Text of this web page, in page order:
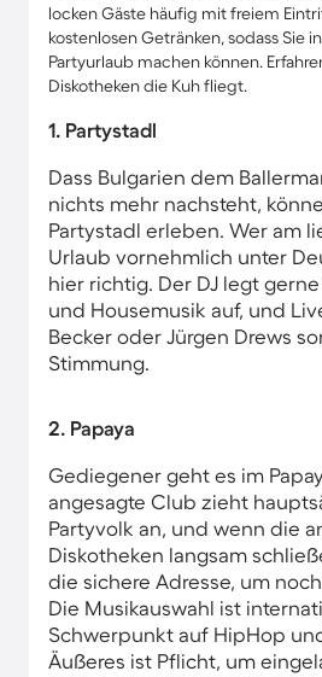
locken Gäste häufig mit freiem
kostenlosen Getränken, sodass Sie
Partyurlaub machen können.
Diskotheken die Kuh fliegt.
1. Partystadl
Dass Bulgarien dem
nichts mehr nachsteht,
Partystadl erleben. Wer am
Urlaub vornehmlich unter
hier richtig. Der DJ legt gerne
und Housemusik auf, und
Becker oder Jürgen Drews
Stimmung.
2. Papaya
Gediegener geht es im
angesagte Club zieht
Partyvolk an, und wenn die
Diskotheken langsam
die sichere Adresse, um
Die Musikauswahl ist
Schwerpunkt auf HipHop
Äußeres ist Pflicht, um